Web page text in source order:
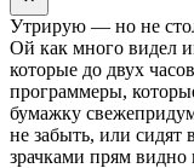
Утрирую — но не
Ой как много видел
которые до двух
программеры,
бумажку
не забыть, или сидят
зрачками прям